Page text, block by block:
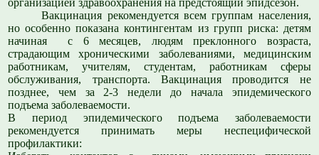
организацией здравоохранения на предстоящий эпидсезон.
Вакцинация рекомендуется всем группам населения,
но особенно показана контингентам из групп риска: детям
начиная с 6 месяцев, людям преклонного возраста,
страдающим хроническими заболеваниями, медицинским
работникам, учителям, студентам, работникам сферы
обслуживания, транспорта. Вакцинация проводится не
позднее, чем за 2-3 недели до начала эпидемического
подъема заболеваемости.
В период эпидемического подъема заболеваемости
рекомендуется принимать меры неспецифической
профилактики: